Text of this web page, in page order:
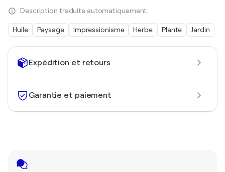
Expédition et retours
Garantie et paiement
Description traduite automatiquement.
Huile Paysage Impressionisme Herbe Plante Jardin